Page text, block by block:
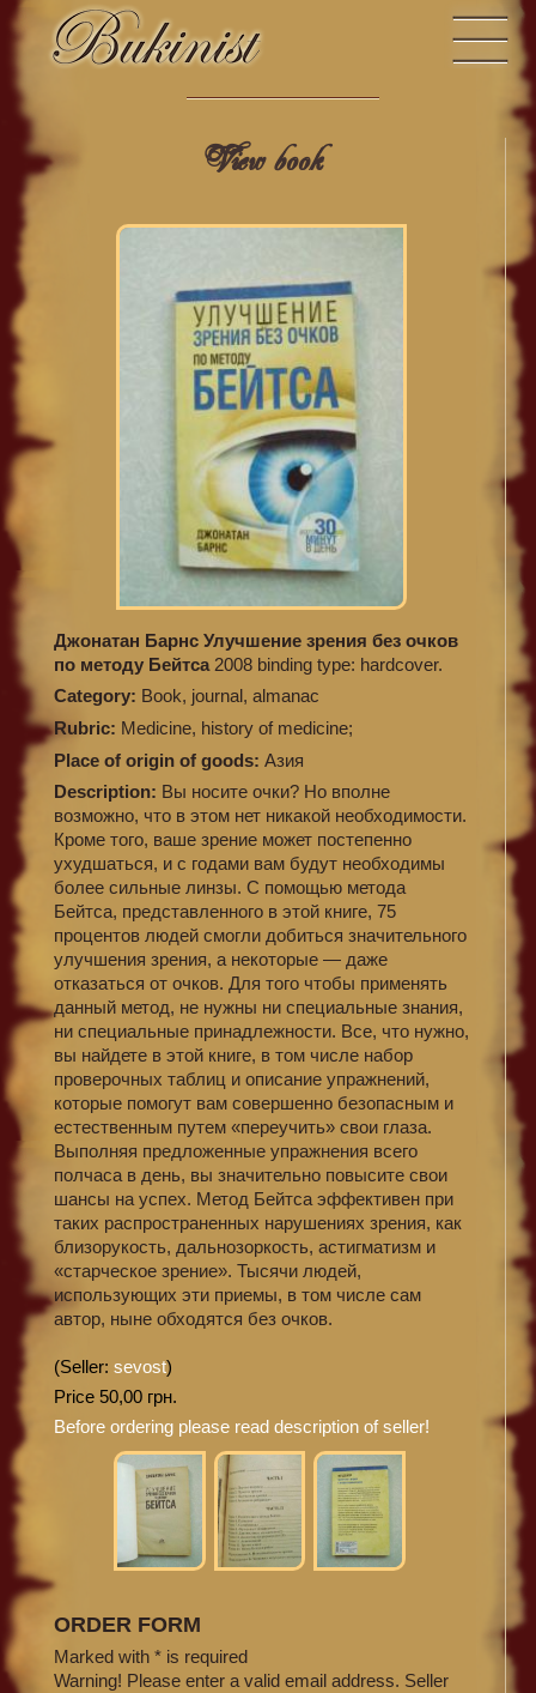
View book
Джонатан Барнс Улучшение зрения без очков
по методу Бейтса 2008 binding type: hardcover.
Category: Book, journal, almanac
Rubric: Medicine, history of medicine;
Place of origin of goods: Азия
Description: Вы носите очки? Но вполне
возможно, что в этом нет никакой необходимости.
Кроме того, ваше зрение может постепенно
ухудшаться, и с годами вам будут необходимы
более сильные линзы. С помощью метода
Бейтса, представленного в этой книге, 75
процентов людей смогли добиться значительного
улучшения зрения, а некоторые — даже
отказаться от очков. Для того чтобы применять
данный метод, не нужны ни специальные знания,
ни специальные принадлежности. Все, что нужно,
вы найдете в этой книге, в том числе набор
проверочных таблиц и описание упражнений,
которые помогут вам совершенно безопасным и
естественным путем «переучить» свои глаза.
Выполняя предложенные упражнения всего
полчаса в день, вы значительно повысите свои
шансы на успех. Метод Бейтса эффективен при
таких распространенных нарушениях зрения, как
близорукость, дальнозоркость, астигматизм и
«старческое зрение». Тысячи людей,
использующих эти приемы, в том числе сам
автор, ныне обходятся без очков.
(Seller: sevost)
Price 50,00 грн.
Before ordering please read description of seller!
ORDER FORM
Marked with * is required
Warning! Please enter a valid email address. Seller